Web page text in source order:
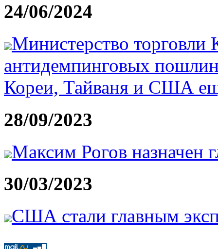
24/06/2024
Министерство торговли
антидемпинговых
Кореи, Тайваня и США
28/09/2023
Максим Рогов
30/03/2023
США стали главным